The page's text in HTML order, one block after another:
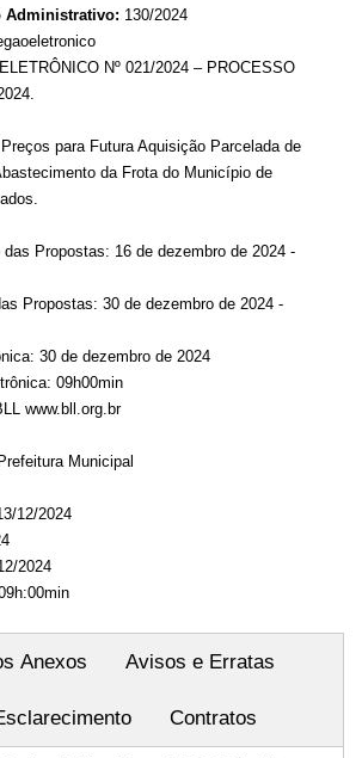
Administrativo: 130/2024
Nº 021/2024 – PROCESSO
para Futura Aquisição Parcelada de
da Frota do Município de
Propostas: 16 de dezembro de 2024 -
Propostas: 30 de dezembro de 2024 -
30 de dezembro de 2024
09h00min
www.bll.org.br
Municipal
12/2024
2024
Anexos Avisos e Erratas
Contratos